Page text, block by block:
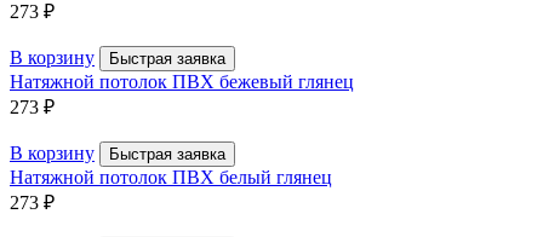
273 ₽
В корзину Быстрая заявка
Натяжной потолок ПВХ бежевый глянец
273 ₽
В корзину Быстрая заявка
Натяжной потолок ПВХ белый глянец
273 ₽